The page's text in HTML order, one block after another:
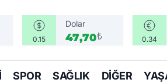
0.15
Dolar
47,70₺ 0.34
SPOR SAĞLIK DIĞER